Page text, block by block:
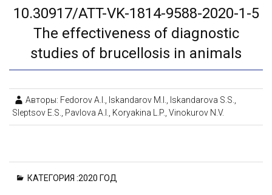
10.30917/ATT-VK-1814-9588-2020-1-5
The effectiveness of diagnostic
studies of brucellosis in animals
Авторы: Fedorov A.I., Iskandarov M.I., Iskandarova S.S.,
Sleptsov E.S., Pavlova A.I., Koryakina L.P., Vinokurov N.V.
КАТЕГОРИЯ :2020 ГОД